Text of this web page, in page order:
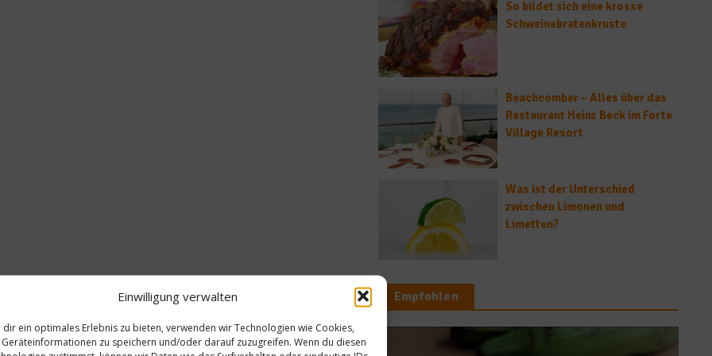
Einwilligung verwalten
dir ein optimales Erlebnis zu bieten, verwenden wir Technologien wie Cookies,
Geräteinformationen zu speichern und/oder darauf zuzugreifen. Wenn du diesen
So bildet sich eine krosse
Schweinebratenkruste
Beachcomber – Alles über das
Restaurant Heinz Beck im Forte
Village Resort
Was ist der Unterschied
zwischen Limonen und
Limetten?
Empfohlen